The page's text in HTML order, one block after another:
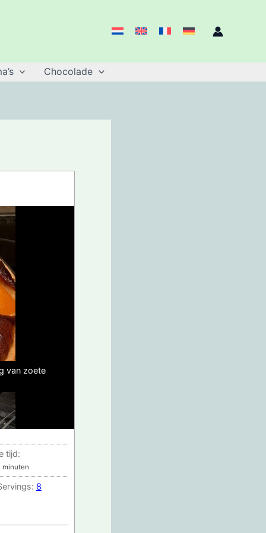
Chocolade
van zoete
tijd:
minuten
minuten
8